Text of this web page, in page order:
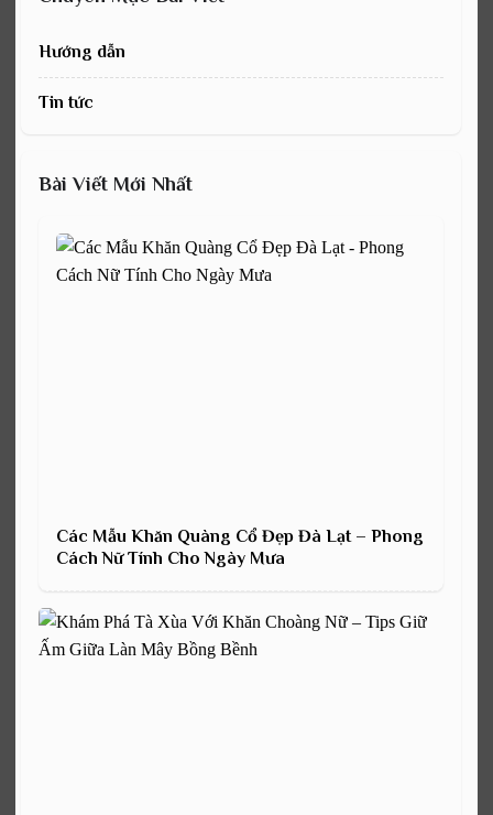
Hướng dẫn
Tin tức
Bài Viết Mới Nhất
Các Mẫu Khăn Quàng Cổ Đẹp Đà Lạt – Phong
Cách Nữ Tính Cho Ngày Mưa